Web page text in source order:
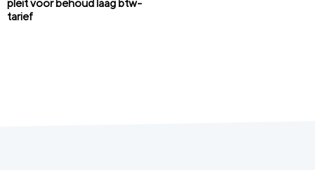
pleit voor behoud laag btw-
tarief